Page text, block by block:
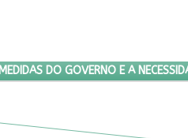
ALÉM: AS MEDIDAS DO
DO GOVERNO E A